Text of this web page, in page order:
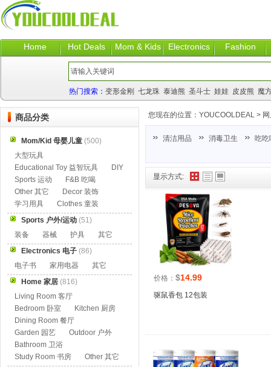
Home Hot Deals Mom & Kids Electronics Fashion
热门搜索： 变形金刚 七龙珠 泰迪熊 圣斗士 娃娃 皮皮熊 魔
显示方式:
价格： $14.99
驱鼠香包 12包装
您现在的位置： YOUCOOLDEAL >
清洁用品 消毒卫生 吃吃
商品分类
Mom/Kid 母婴儿童 (500)
大型玩具
Educational Toy 益智玩具
DIY
Sports 运动
F&B 吃喝
Other 其它
Decor 装饰
学习用具
Clothes 童装
Sports 户外/运动 (51)
装备
器械 护具
其它
Electronics 电子 (86)
电子书
家用电器
其它
Home 家居 (816)
Living Room 客厅
Bedroom 卧室
Kitchen 厨房
Dining Room 餐厅
Garden 园艺
Outdoor 户外
Bathroom 卫浴
Study Room 书房
Other 其它